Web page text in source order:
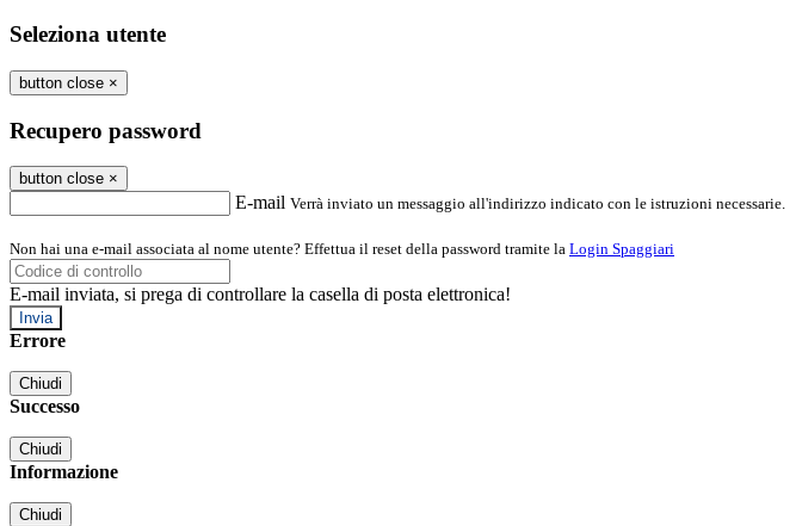
Seleziona utente
button close ×
Recupero password
button close ×
E-mail Verrà inviato un messaggio all'indirizzo indicato con le istruzioni necessarie.
Non hai una e-mail associata al nome utente? Effettua il reset della password tramite la Login Spaggiari
E-mail inviata, si prega di controllare la casella di posta elettronica!
Errore
Chiudi
Successo
Chiudi
Informazione
Chiudi